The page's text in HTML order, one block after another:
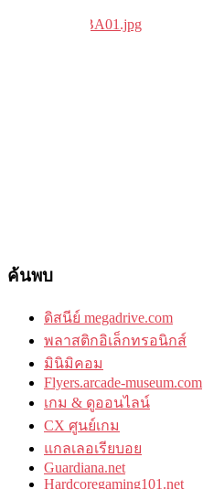
ค้นพบ
ดิสนีย์ megadrive.com
พลาสติกอิเล็กทรอนิกส์
มินิมิคอม
Flyers.arcade-museum.com
เกม & ดูออนไลน์
CX ศูนย์เกม
แกลเลอเรียบอย
Guardiana.net
Hardcoregaming101.net